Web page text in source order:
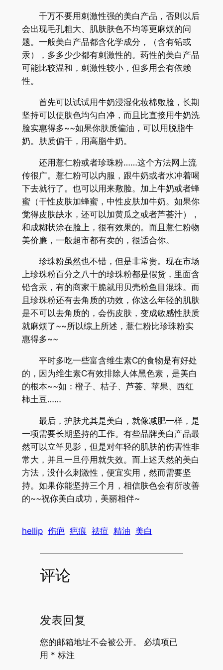
千万不要用刺激性强的美白产品，否则以后
会出现毛孔粗大、肌肤肤色不均等更麻烦的问
题。一般美白产品都含化学成分，（含有铅或
汞），多多少少都有刺激性的。药性的美白产品
可能比较温和，刺激性较小，但多用会有依赖
性。
首先可以试试用牛奶浸湿化妆棉敷脸，长期
坚持可以使肤色均匀白净，而且比直接用牛奶洗
脸实惠得多~~如果你肤质偏油，可以用脱脂牛
奶。肤质偏干，用高脂牛奶。
还用薏仁粉或者珍珠粉……这个方法网上流
传很广。薏仁粉可以内服，跟牛奶或者水冲着喝
下去就行了。也可以用来敷脸。加上牛奶或者蜂
蜜（干性皮肤加蜂蜜，中性皮肤加牛奶。如果你
觉得皮肤缺水，还可以加黄瓜之或者芦荟汁），
和成糊状涂在脸上，很有效果的。而且薏仁粉物
美价廉，一般超市都有卖的，很适合你。
珍珠粉虽然也不错，但是非常贵。现在市场
上珍珠粉百分之八十的珍珠粉都是假货，里面含
铅含汞，有的商家干脆就用贝壳粉鱼目混珠。而
且珍珠粉还有去角质的功效，你这么年轻的肌肤
是不可以去角质的，会伤皮肤，变成敏感性肤质
就麻烦了~~所以综上所述，薏仁粉比珍珠粉实
惠得多~~
平时多吃一些富含维生素C的食物是有好处
的，因为维生素C有效排除人体黑色素，是美白
的根本~~如：橙子、桔子、芦荟、苹果、西红
柿土豆……
最后，护肤尤其是美白，就像减肥一样，是
一项需要长期坚持的工作。有些品牌美白产品最
然可以立竿见影，但是对年轻的肌肤的伤害性非
常大，并且一旦停用就失效。而上述天然的美白
方法，没什么刺激性，便宜实用，然而需要坚
持。如果你能坚持三个月，相信肤色会有所改善
的~~祝你美白成功，美丽相伴~
hellip 伤疤 疤痕 祛痘 精油 美白
评论
发表回复
您的邮箱地址不会被公开。
必填项已
用 * 标注